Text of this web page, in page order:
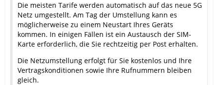
Die meisten Tarife werden automatisch auf das neue 5G
Netz umgestellt. Am Tag der Umstellung kann es
möglicherweise zu einem Neustart Ihres Geräts
kommen. In einigen Fällen ist ein Austausch der SIM-
Karte erforderlich, die Sie rechtzeitig per Post erhalten.
Die Netzumstellung erfolgt für Sie kostenlos und Ihre
Vertragskonditionen sowie Ihre Rufnummern bleiben
gleich.